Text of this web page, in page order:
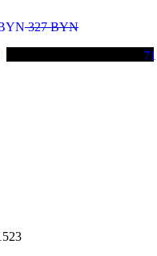
327BYN